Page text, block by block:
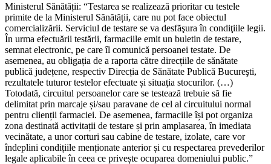
Ministerul Sănătății: “Testarea se realizează prioritar cu testele
primite de la Ministerul Sănătății, care nu pot face obiectul
comercializării. Serviciul de testare se va desfăşura în condiţiile legii.
În urma efectuării testării, farmaciile emit un buletin de testare,
semnat electronic, pe care îl comunică persoanei testate. De
asemenea, au obligația de a raporta către direcțiile de sănătate
publică județene, respectiv Direcția de Sănătate Publică Bucureşti,
rezultatele tuturor testelor efectuate și situaţia stocurilor. (…)
Totodată, circuitul persoanelor care se testează trebuie să fie
delimitat prin marcaje și/sau paravane de cel al circuitului normal
pentru clienții farmaciei. De asemenea, farmaciile își pot organiza
zona destinată activitații de testare și prin amplasarea, în imediata
vecinătate, a unor corturi sau cabine de testare, izolate, care vor
îndeplini condițiile menționate anterior și cu respectarea prevederilor
legale aplicabile în ceea ce privește ocuparea domeniului public.”